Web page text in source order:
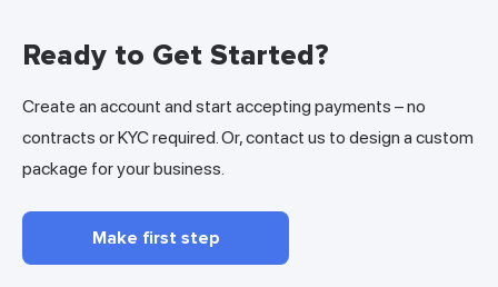
Ready to Get Started?
Create an account and start accepting payments – no
contracts or KYC required. Or, contact us to design a custom
package for your business.
Make first step